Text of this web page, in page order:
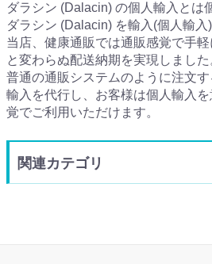
ダラシン (Dalacin) の個人輸入とは
ダラシン (Dalacin) を輸入(個人輸入
当店、健康通販では通販感覚で手
と変わらぬ配送納期を実現しました
普通の通販システムのように注文
輸入を代行し、お客様は個人輸入
覚でご利用いただけます。
関連カテゴリ